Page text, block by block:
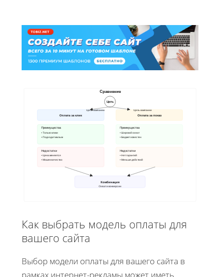
Сравнение
Цель
Оплата за клик
Преимущества
• Только клики
• Подходит малым
Недостатки
• Цена меняется
• Мошенничество
Оплата за показ
Преимущества
• Широкий охват
• Бюджет известен
Недостатки
• Нет гарантий
• Меньше действий
Комбинация
Охват и конверсии
Цель кампании Цель кампании
Как выбрать модель оплаты для
вашего сайта
Выбор модели оплаты для вашего сайта в
рамках интернет-рекламы может иметь